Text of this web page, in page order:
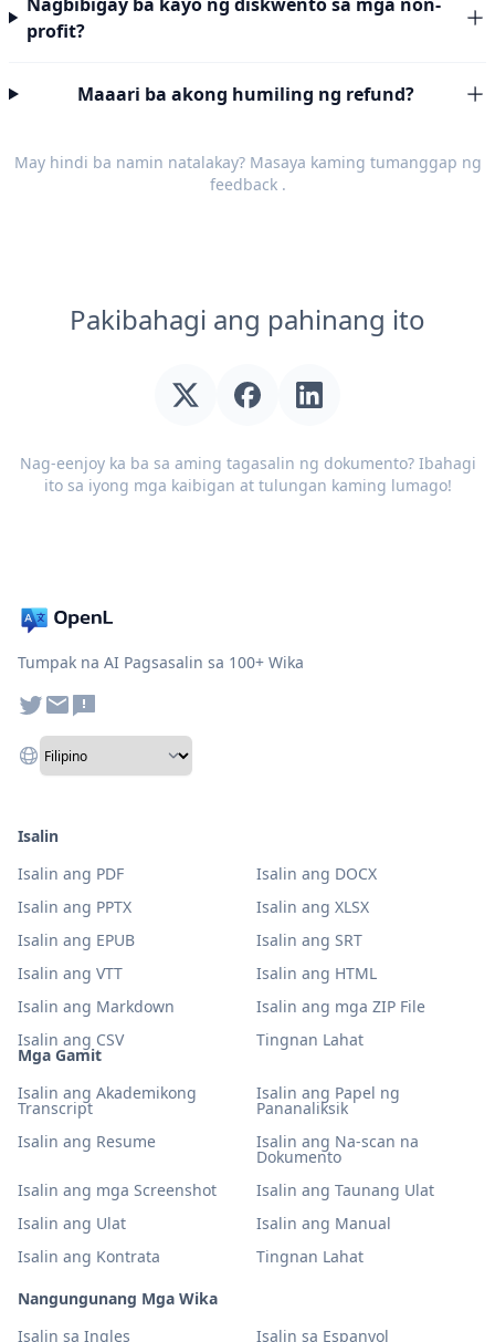
profit?
Maaari ba akong humiling ng refund?
May hindi ba namin natalakay? Masaya kaming tumanggap ng
feedback.
Pakibahagi ang pahinang ito
Nag-eenjoy ka ba sa aming tagasalin ng dokumento? Ibahagi
ito sa iyong mga kaibigan at tulungan kaming lumago!
Tumpak na AI Pagsasalin sa 100+ Wika
Mga Gamit
Isalin ang Akademikong
Transcript
Isalin ang Papel ng
Pananaliksik
Isalin ang Resume
Isalin ang Na-scan na
Dokumento
Isalin ang mga Screenshot
Isalin ang Taunang Ulat
Isalin ang Ulat
Isalin ang Manual
Isalin ang Kontrata
Tingnan Lahat
Nangungunang Mga Wika
Isalin sa Ingles
Isalin sa Espanyol
Isalin
Isalin ang PDF
Isalin ang DOCX
Isalin ang PPTX
Isalin ang XLSX
Isalin ang EPUB
Isalin ang SRT
Isalin ang VTT
Isalin ang HTML
Isalin ang Markdown
Isalin ang mga ZIP File
Isalin ang CSV
Tingnan Lahat